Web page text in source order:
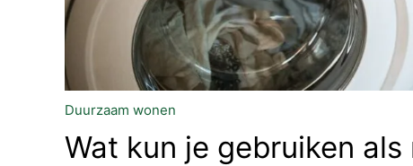
Duurzaam wonen
Wat kun je gebruiken